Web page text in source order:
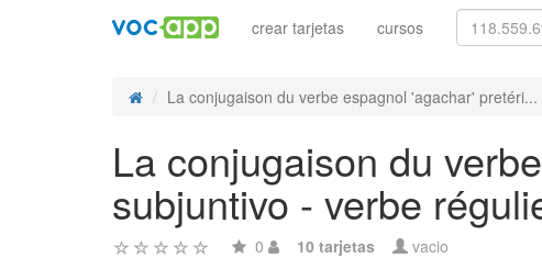
crear tarjetas cursos
La conjugaison du verbe espagnol 'agachar' pretéri...
La conjugaison du
subjuntivo - verbe
0 10 tarjetas vacio